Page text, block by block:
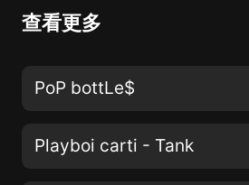
查看更多
PoP bottLe$
Playboi carti - Tank